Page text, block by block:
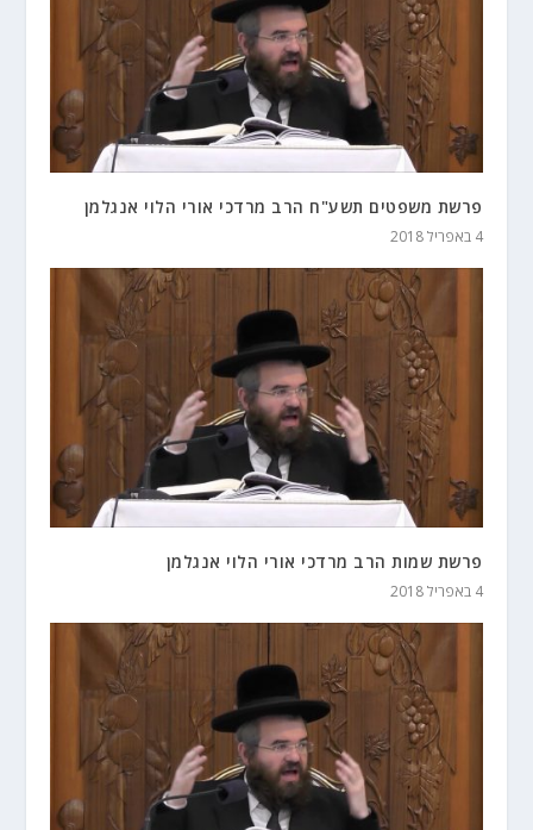
פרשת משפטים תשע"ח הרב מרדכי אורי הלוי אנגלמן
4 באפריל 2018
פרשת שמות הרב מרדכי אורי הלוי אנגלמן
4 באפריל 2018